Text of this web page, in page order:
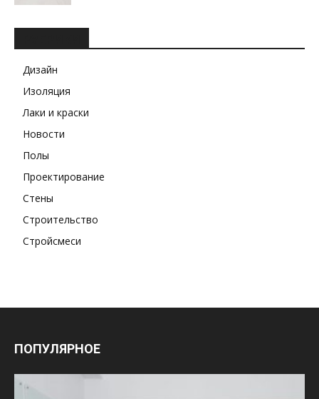
Дизайн
Изоляция
Лаки и краски
Новости
Полы
Проектирование
Стены
Строительство
Стройсмеси
ПОПУЛЯРНОЕ